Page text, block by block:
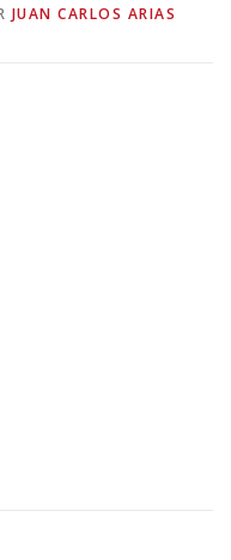
PARROQUIAL 2024
JUAN CARLOS ARIAS